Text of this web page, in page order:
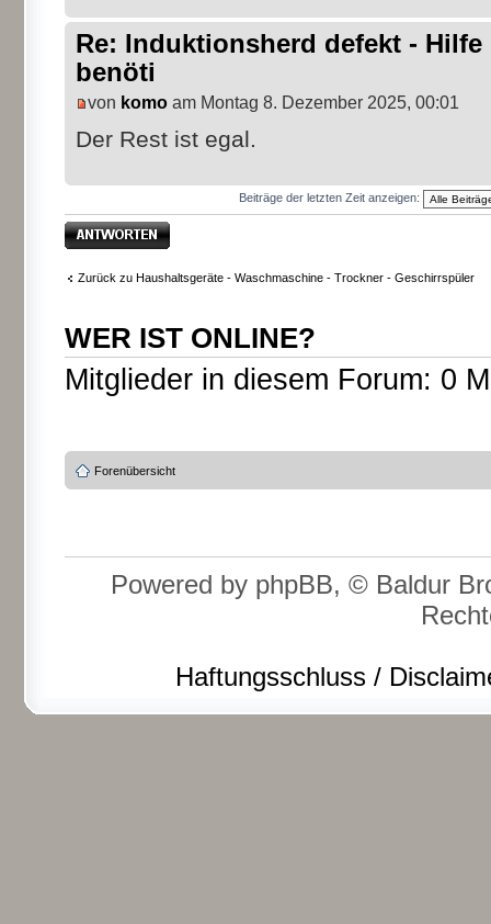
Re: Induktionsherd defekt -
benöti
von komo am Montag 8. Dezember 2025, 00:01
Der Rest ist egal.
Beiträge der letzten Zeit anzeigen:
Antwort erstellen
Zurück zu Haushaltsgeräte - Waschmaschine - Trockner - Geschirrspüler
WER IST ONLINE?
Mitglieder in diesem Forum: 0
Forenübersicht
Powered by phpBB, © Baldur
Haftungsschluss /